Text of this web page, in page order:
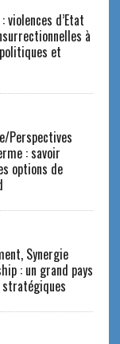
violences d’Etat
à
et
Perspectives
: savoir
options de
Synergie
: un grand pays